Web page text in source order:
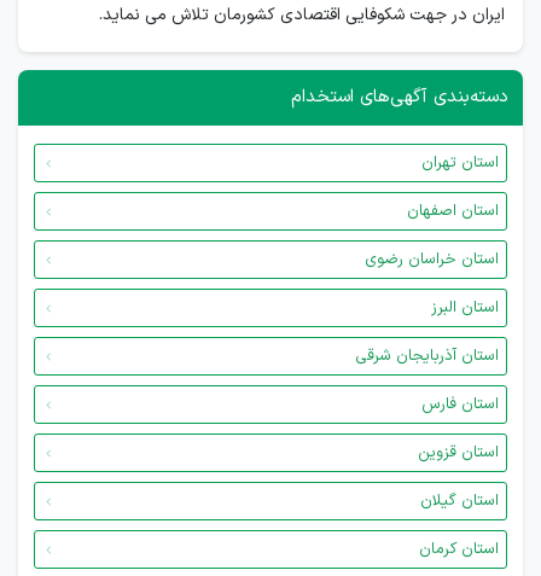
ایران در جهت شکوفایی اقتصادی کشورمان تلاش می نماید.
دسته‌بندی آگهی‌های استخدام
استان تهران
استان اصفهان
استان خراسان رضوی
استان البرز
استان آذربایجان شرقی
استان فارس
استان قزوین
استان گیلان
استان کرمان